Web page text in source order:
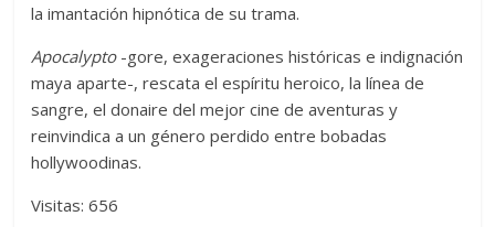
la imantación hipnótica de su trama.
Apocalypto-gore, exageraciones históricas e indignación
maya aparte-, rescata el espíritu heroico, la línea de
sangre, el donaire del mejor cine de aventuras y
reinvindica a un género perdido entre bobadas
hollywoodinas.
Visitas: 656